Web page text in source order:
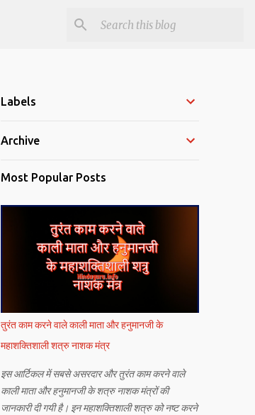
Labels
Archive
Most Popular Posts
तुरंत काम करने वाले काली माता और हनुमानजी के
महाशक्तिशाली शत्रु नाशक मंत्र
इस आर्टिकल में सबसे असरदार और तुरंत काम करने वाले
काली माता और हनुमानजी के शत्रु नाशक मंत्रों की
जानकारी दी गयी है। इन महाशक्तिशाली शत्रु को नष्ट करने